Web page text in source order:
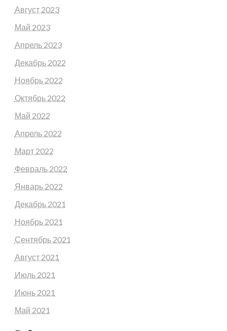
Август 2023
Май 2023
Апрель 2023
Декабрь 2022
Ноябрь 2022
Октябрь 2022
Май 2022
Апрель 2022
Март 2022
Февраль 2022
Январь 2022
Декабрь 2021
Ноябрь 2021
Сентябрь 2021
Август 2021
Июль 2021
Июнь 2021
Май 2021